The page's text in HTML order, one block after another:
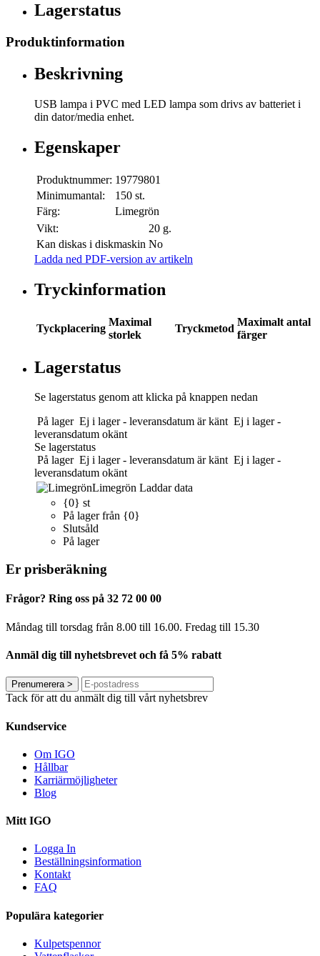
Lagerstatus
Produktinformation
Beskrivning
USB lampa i PVC med LED lampa som drivs av batteriet i
din dator/media enhet.
Egenskaper
Produktnummer: 19779801
Minimumantal:
150 st.
Färg:
Limegrön
Vikt:
20 g.
Kan diskas i diskmaskin No
Ladda ned PDF-version av artikeln
Tryckinformation
Tyckplacering
Maximal
storlek
Tryckmetod
Maximalt antal
färger
Lagerstatus
Se lagerstatus genom att klicka på knappen nedan
På lager Ej i lager - leveransdatum är känt Ej i lager -
leveransdatum okänt
Se lagerstatus
På lager Ej i lager - leveransdatum är känt Ej i lager -
leveransdatum okänt
Limegrön Laddar data
{0} st
På lager från {0}
Slutsåld
På lager
Er prisberäkning
Frågor? Ring oss på 32 72 00 00
Måndag till torsdag från 8.00 till 16.00. Fredag ​​till 15.30
Anmäl dig till nyhetsbrevet och få 5% rabatt
Prenumerera>
Tack för att du anmält dig till vårt nyhetsbrev
Kundservice
Om IGO
Hållbar
Karriärmöjligheter
Blog
Mitt IGO
Logga In
Beställningsinformation
Kontakt
FAQ
Populära kategorier
Kulpetspennor